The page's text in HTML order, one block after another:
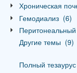
Хроническая
Гемодиализ_ (6)
Другие темы (9)
Полный тезаурус